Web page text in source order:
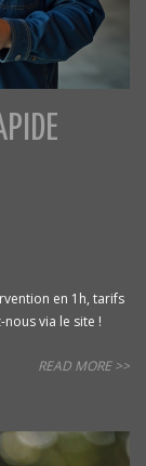
en 1h, tarifs
via le site !
READ MORE >>